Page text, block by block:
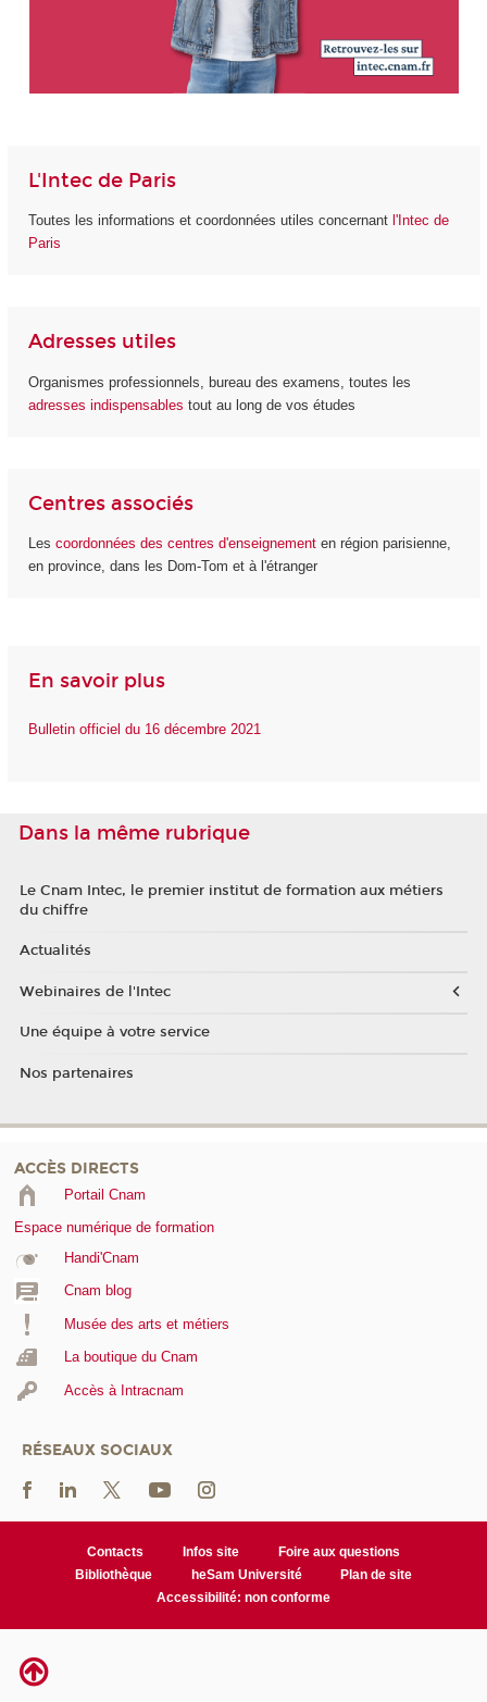
L'Intec de Paris
Toutes les informations et coordonnées utiles concernant l'Intec de
Paris
Adresses utiles
Organismes professionnels, bureau des examens, toutes les
adresses indispensables tout au long de vos études
Centres associés
Les coordonnées des centres d'enseignement en région parisienne,
en province, dans les Dom-Tom et à l'étranger
En savoir plus
Bulletin officiel du 16 décembre 2021
Dans la même rubrique
Le Cnam Intec, le premier institut de formation aux métiers
du chiffre
Actualités
Webinaires de l'Intec
Une équipe à votre service
Nos partenaires
ACCÈS DIRECTS
Portail Cnam
Espace numérique de formation
Handi'Cnam
Cnam blog
Musée des arts et métiers
La boutique du Cnam
Accès à Intracnam
RÉSEAUX SOCIAUX
Contacts Infos site
Foire aux questions
Bibliothèque
heSam Université
Plan de site
Accessibilité: non conforme